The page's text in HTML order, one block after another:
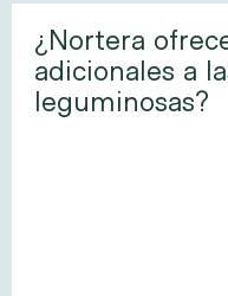
¿Nortera
adicionales a
leguminosas?